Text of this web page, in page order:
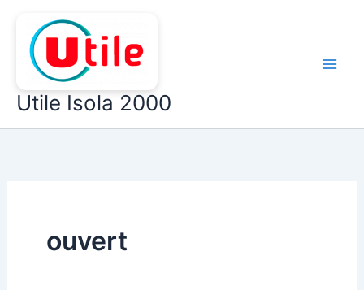
contenu
Utile Isola 2000
ouvert